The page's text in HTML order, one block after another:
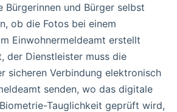
Bürgerinnen und Bürger selbst
ob die Fotos bei einem
Einwohnermeldeamt erstellt
der Dienstleister muss die
sicheren Verbindung elektronisch
senden, wo das digitale
Tauglichkeit geprüft wird,